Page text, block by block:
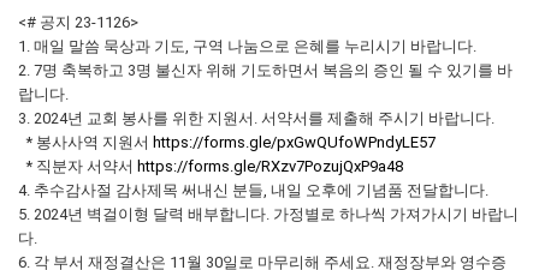
<# 공지 23-1126>
1. 매일 말씀 묵상과 기도, 구역 나눔으로 은혜를 누리시기 바랍니다.
2. 7명 축복하고 3명 불신자 위해 기도하면서 복음의 증인 될 수 있기를 바
랍니다.
3. 2024년 교회 봉사를 위한 지원서. 서약서를 제출해 주시기 바랍니다.
* 봉사사역 지원서 https://forms.gle/pxGwQUfoWPndyLE57
* 직분자 서약서 https://forms.gle/RXzv7PozujQxP9a48
4. 추수감사절 감사제목 써내신 분들, 내일 오후에 기념품 전달합니다.
5. 2024년 벽걸이형 달력 배부합니다. 가정별로 하나씩 가져가시기 바랍니
다.
6. 각 부서 재정결산은 11월 30일로 마무리해 주세요. 재정장부와 영수증